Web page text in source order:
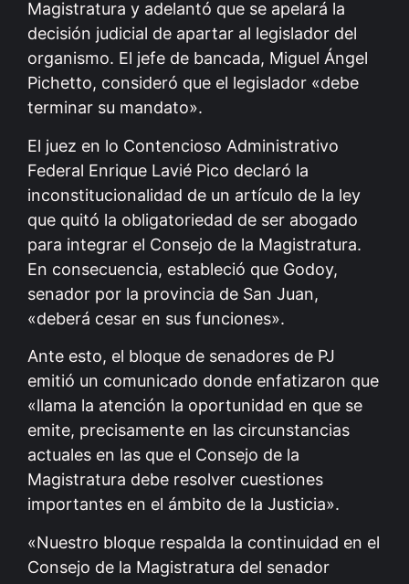
Magistratura y adelantó que se apelará la
decisión judicial de apartar al legislador del
organismo. El jefe de bancada, Miguel Ángel
Pichetto, consideró que el legislador «debe
terminar su mandato».
El juez en lo Contencioso Administrativo
Federal Enrique Lavié Pico declaró la
inconstitucionalidad de un artículo de la ley
que quitó la obligatoriedad de ser abogado
para integrar el Consejo de la Magistratura.
En consecuencia, estableció que Godoy,
senador por la provincia de San Juan,
«deberá cesar en sus funciones».
Ante esto, el bloque de senadores de PJ
emitió un comunicado donde enfatizaron que
«llama la atención la oportunidad en que se
emite, precisamente en las circunstancias
actuales en las que el Consejo de la
Magistratura debe resolver cuestiones
importantes en el ámbito de la Justicia».
«Nuestro bloque respalda la continuidad en el
Consejo de la Magistratura del senador